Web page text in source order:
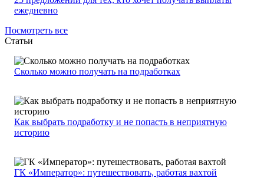
ежедневно
Посмотреть все
Статьи
Сколько можно получать на подработках
Как выбрать подработку и не попасть в неприятную
историю
ГК «Император»: путешествовать, работая вахтой